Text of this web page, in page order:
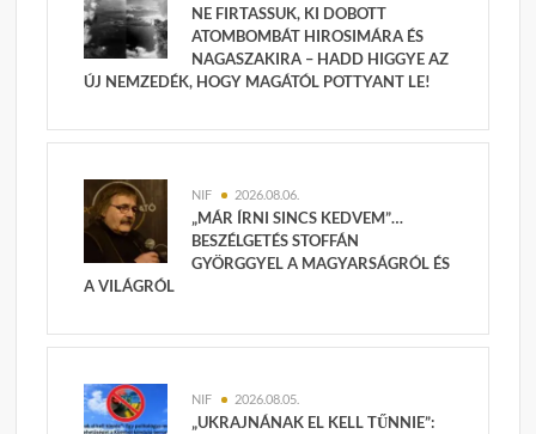
NE FIRTASSUK, KI DOBOTT
ATOMBOMBÁT HIROSIMÁRA ÉS
NAGASZAKIRA – HADD HIGGYE AZ
ÚJ NEMZEDÉK, HOGY MAGÁTÓL POTTYANT LE!
NIF 2026.08.06.
„MÁR ÍRNI SINCS KEDVEM”…
BESZÉLGETÉS STOFFÁN
GYÖRGGYEL A MAGYARSÁGRÓL ÉS
A VILÁGRÓL
NIF 2026.08.05.
„UKRAJNÁNAK EL KELL TŰNNIE”: